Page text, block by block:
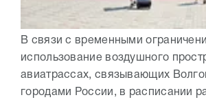
В связи с временными
использование воздушного
авиатрассах, связывающих
городами России, в расписании